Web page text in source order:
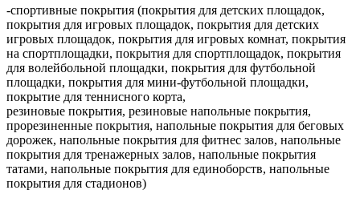
-спортивные покрытия (покрытия для детских площадок,
покрытия для игровых площадок, покрытия для детских
игровых площадок, покрытия для игровых комнат, покрытия
на спортплощадки, покрытия для спортплощадок, покрытия
для волейбольной площадки, покрытия для футбольной
площадки, покрытия для мини-футбольной площадки,
покрытие для теннисного корта,
резиновые покрытия, резиновые напольные покрытия,
прорезиненные покрытия, напольные покрытия для беговых
дорожек, напольные покрытия для фитнес залов, напольные
покрытия для тренажерных залов, напольные покрытия
татами, напольные покрытия для единоборств, напольные
покрытия для стадионов)